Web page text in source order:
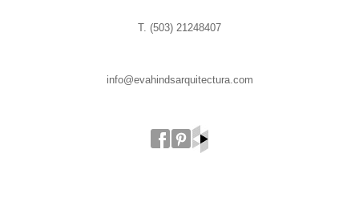
T. (503) 21248407
info@evahindsarquitectura.com